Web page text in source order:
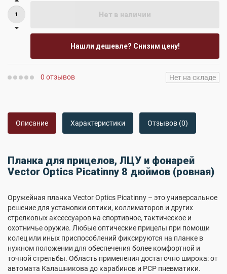
Нет в наличии
Нашли дешевле? Снизим цену!
0 отзывов Нет на складе
Описание Характеристики Отзывов (0)
Планка для прицелов, ЛЦУ и фонарей
Vector Optics Picatinny 8 дюймов (ровная)
Оружейная планка Vector Optics Picatinny – это универсальное
решение для установки оптики, коллиматоров и других
стрелковых аксессуаров на спортивное, тактическое и
охотничье оружие. Любые оптические прицелы при помощи
колец или иных приспособлений фиксируются на планке в
нужном положении для обеспечения более комфортной и
точной стрельбы. Область применения достаточно широка: от
автомата Калашникова до карабинов и PCP пневматики.